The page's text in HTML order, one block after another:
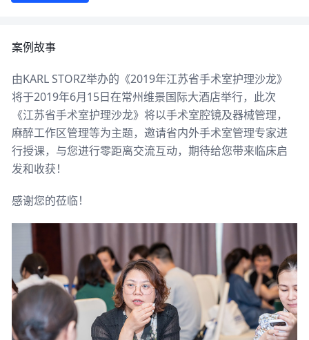
案例故事
由KARL STORZ举办的《2019年江苏省手术室护理沙龙》
将于2019年6月15日在常州维景国际大酒店举行，此次
《江苏省手术室护理沙龙》将以手术室腔镜及器械管理，
麻醉工作区管理等为主题，邀请省内外手术室管理专家进
行授课，与您进行零距离交流互动，期待给您带来临床启
发和收获！
感谢您的莅临！